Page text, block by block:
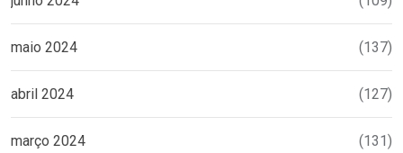
maio 2024 (137)
abril 2024 (127)
março 2024 (131)